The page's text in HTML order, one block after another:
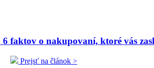
faktov o nakupovaní, ktoré vás
Prejsť na článok >